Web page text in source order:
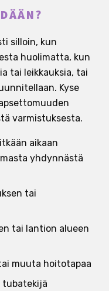
silloin, kun
huolimatta, kun
tai leikkauksia, tai
Kyse
varmistuksesta.
aikaan
yhdynnästä
tai
tai lantion alueen
muuta hoitotapaa
tubatekijä